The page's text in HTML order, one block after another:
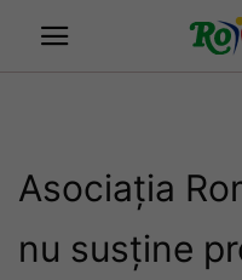
Asociația
nu susține